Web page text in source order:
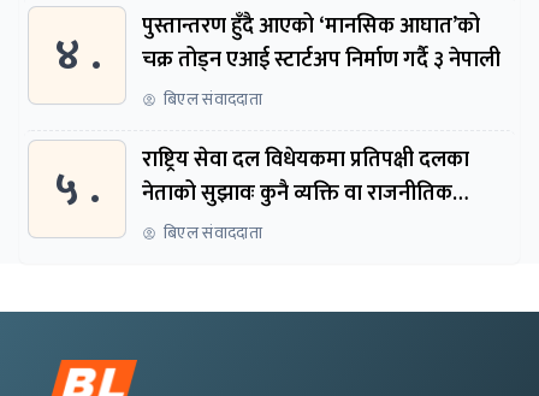
४ .
पुस्तान्तरण हुँदै आएको ‘मानसिक आघात’को
चक्र तोड्न एआई स्टार्टअप निर्माण गर्दै ३ नेपाली
बिएल संवाददाता
५ .
राष्ट्रिय सेवा दल विधेयकमा प्रतिपक्षी दलका
नेताको सुझावः कुनै व्यक्ति वा राजनीतिक
नेतृत्वबाट निर्देशित हुने संस्था नबनोस्
बिएल संवाददाता